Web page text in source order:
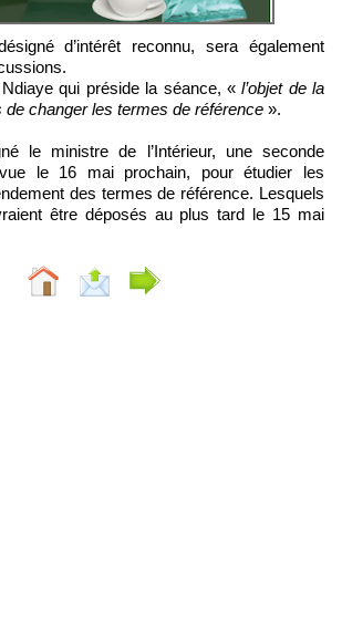
qui préside la séance, «l’objet de la
de changer les termes de référence ».
le ministre de l’Intérieur, une seconde
le 16 mai prochain, pour étudier les
des termes de référence. Lesquels
être déposés au plus tard le 15 mai